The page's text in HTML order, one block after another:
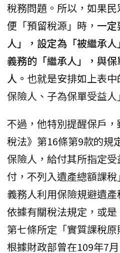
稅務問題。所以，如果
便「預留稅源」時， 一定
人」，設定為「被繼承
義務的「繼承人」，與
人。 也就是安排如上表
保險人、子為保單受益人
不過，他特別提醒保戶
稅法》第16條第9款的規
保險人，給付其所指定
付，不列入遺產總額課
義務人利用保險規避遺
依據有關稅法規定，或是
第七條所定「實質課稅原
根據財政部曾在109年7